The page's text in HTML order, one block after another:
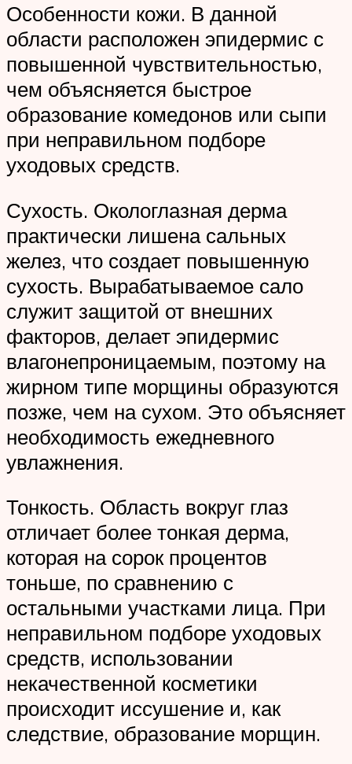
Особенности кожи. В данной
области расположен эпидермис с
повышенной чувствительностью,
чем объясняется быстрое
образование комедонов или сыпи
при неправильном подборе
уходовых средств.
Сухость. Окологлазная дерма
практически лишена сальных
желез, что создает повышенную
сухость. Вырабатываемое сало
служит защитой от внешних
факторов, делает эпидермис
влагонепроницаемым, поэтому на
жирном типе морщины образуются
позже, чем на сухом. Это объясняет
необходимость ежедневного
увлажнения.
Тонкость. Область вокруг глаз
отличает более тонкая дерма,
которая на сорок процентов
тоньше, по сравнению с
остальными участками лица. При
неправильном подборе уходовых
средств, использовании
некачественной косметики
происходит иссушение и, как
следствие, образование морщин.